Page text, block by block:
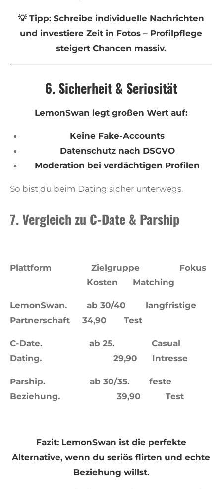
💡 Tipp: Schreibe individuelle Nachrichten
und investiere Zeit in Fotos – Profilpflege
steigert Chancen massiv.
6. Sicherheit & Seriosität
LemonSwan legt großen Wert auf:
Keine Fake-Accounts
Datenschutz nach DSGVO
Moderation bei verdächtigen Profilen
So bist du beim Dating sicher unterwegs.
7. Vergleich zu C-Date & Parship
Plattform Zielgruppe Fokus
Kosten Matching
LemonSwan. ab 30/40 langfristige
Partnerschaft 34,90 Test
C-Date. ab 25. Casual
Dating. 29,90 Intresse
Parship. ab 30/35. feste
Beziehung. 39,90 Test
Fazit: LemonSwan ist die perfekte
Alternative, wenn du seriös flirten und echte
Beziehung willst.